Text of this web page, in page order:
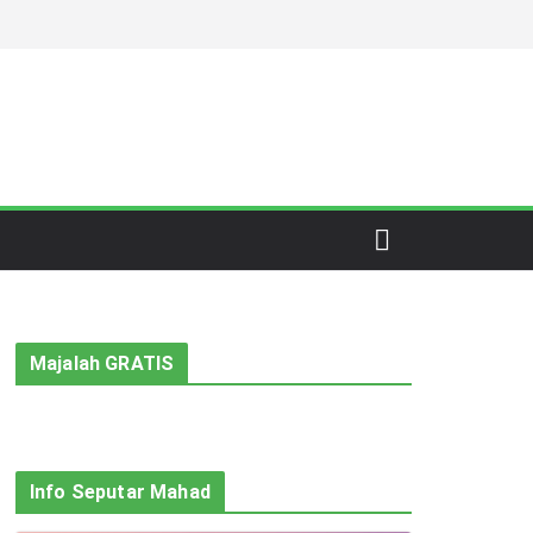
Majalah GRATIS
Info Seputar Mahad